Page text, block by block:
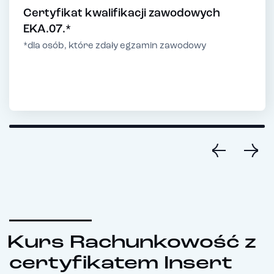
Certyfikat kwalifikacji zawodowych
EKA.07.*
*dla osób, które zdały egzamin zawodowy
Kurs Rachunkowość z
certyfikatem Insert